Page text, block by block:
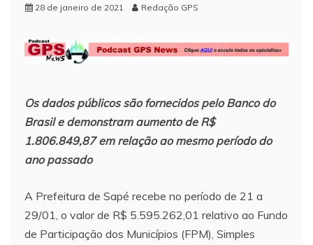
28 de janeiro de 2021 Redação GPS
Os dados públicos são fornecidos pelo Banco do
Brasil e demonstram aumento de R$
1.806.849,87 em relação ao mesmo período do
ano passado
A Prefeitura de Sapé recebe no período de 21 a
29/01, o valor de R$ 5.595.262,01 relativo ao Fundo
de Participação dos Municípios (FPM), Simples